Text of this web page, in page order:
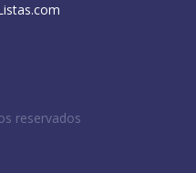
reservados